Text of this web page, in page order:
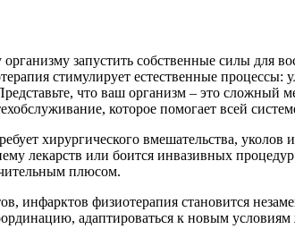
запустить собственные силы для
стимулирует естественные
что ваш организм – это сложный
которое помогает всей
хирургического вмешательства, уколов
лекарств или боится инвазивных
плюсом.
инфарктов физиотерапия становится
адаптироваться к новым